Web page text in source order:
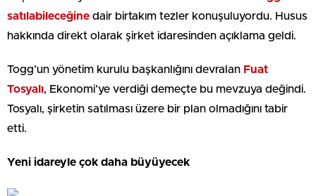
satılabileceğine dair birtakım tezler konuşuluyordu. Husus
hakkında direkt olarak şirket idaresinden açıklama geldi.
Togg’un yönetim kurulu başkanlığını devralan Fuat
Tosyalı, Ekonomi’ye verdiği demeçte bu mevzuya değindi.
Tosyalı, şirketin satılması üzere bir plan olmadığını tabir
etti.
Yeni idareyle çok daha büyüyecek